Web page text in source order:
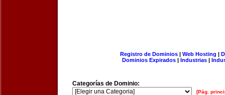
Registro de Dominios| Web Hosting |
Dominios Expirados | Industrias |
Categorías de Dominio:
[Pág.